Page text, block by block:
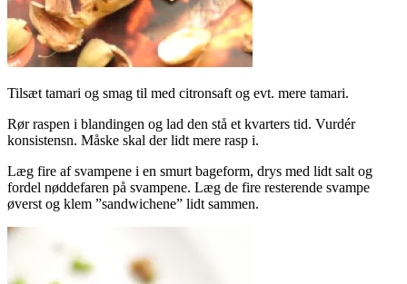
Tilsæt tamari og smag til med citronsaft og evt. mere tamari.
Rør raspen i blandingen og lad den stå et kvarters tid. Vurdér
konsistensn. Måske skal der lidt mere rasp i.
Læg fire af svampene i en smurt bageform, drys med lidt salt og
fordel nøddefaren på svampene. Læg de fire resterende svampe
øverst og klem ”sandwichene” lidt sammen.